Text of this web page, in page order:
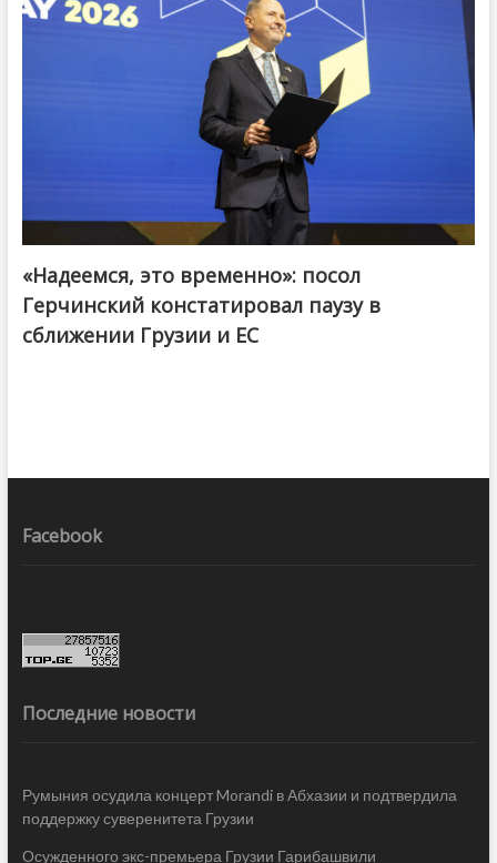
«Надеемся, это временно»: посол
Герчинский констатировал паузу в
сближении Грузии и ЕС
Facebook
Последние новости
Румыния осудила концерт Morandi в Абхазии и подтвердила
поддержку суверенитета Грузии
Осужденного экс-премьера Грузии Гарибашвили